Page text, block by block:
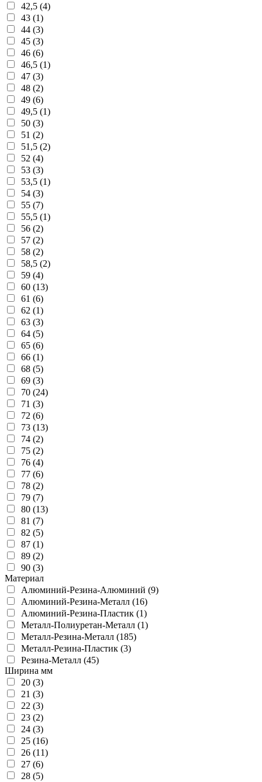
42,5 (4)
43 (1)
44 (3)
45 (3)
46 (6)
46,5 (1)
47 (3)
48 (2)
49 (6)
49,5 (1)
50 (3)
51 (2)
51,5 (2)
52 (4)
53 (3)
53,5 (1)
54 (3)
55 (7)
55,5 (1)
56 (2)
57 (2)
58 (2)
58,5 (2)
59 (4)
60 (13)
61 (6)
62 (1)
63 (3)
64 (5)
65 (6)
66 (1)
68 (5)
69 (3)
70 (24)
71 (3)
72 (6)
73 (13)
74 (2)
75 (2)
76 (4)
77 (6)
78 (2)
79 (7)
80 (13)
81 (7)
82 (5)
87 (1)
89 (2)
90 (3)
Материал
Алюминий-Резина-Алюминий (9)
Алюминий-Резина-Металл (16)
Алюминий-Резина-Пластик (1)
Металл-Полиуретан-Металл (1)
Металл-Резина-Металл (185)
Металл-Резина-Пластик (3)
Резина-Металл (45)
Ширина мм
20 (3)
21 (3)
22 (3)
23 (2)
24 (3)
25 (16)
26 (11)
27 (6)
28 (5)